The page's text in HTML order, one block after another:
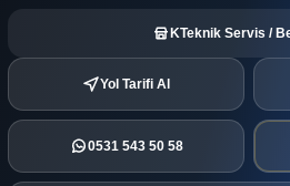
KTeknik Servis /
Yol Tarifi Al
0531 543 50 58